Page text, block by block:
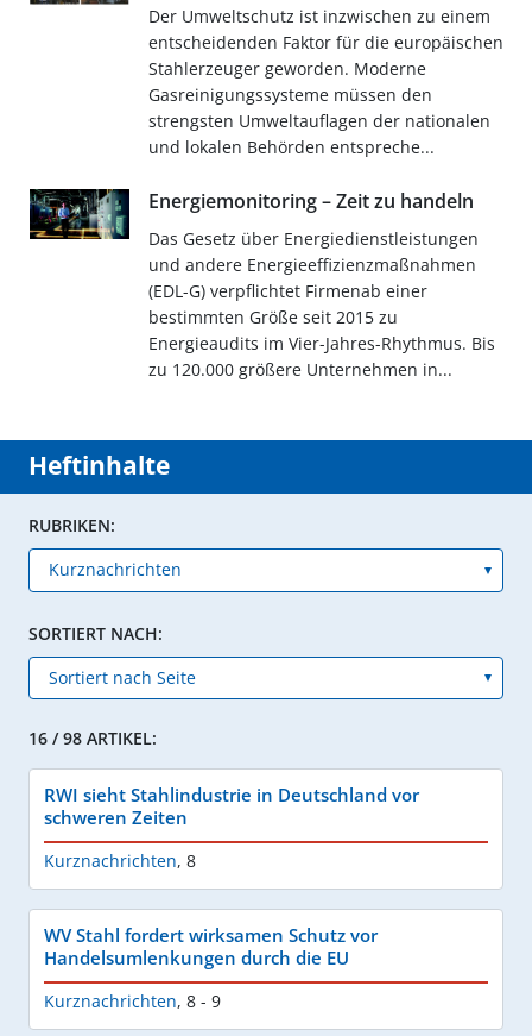
Der Umweltschutz ist inzwischen zu einem
entscheidenden Faktor für die europäischen
Stahlerzeuger geworden. Moderne
Gasreinigungssysteme müssen den
strengsten Umweltauflagen der nationalen
und lokalen Behörden entspreche...
Energiemonitoring – Zeit zu handeln
Das Gesetz über Energiedienstleistungen
und andere Energieeffizienzmaßnahmen
(EDL-G) verpflichtet Firmenab einer
bestimmten Größe seit 2015 zu
Energieaudits im Vier-Jahres-Rhythmus. Bis
zu 120.000 größere Unternehmen in...
Heftinhalte
RUBRIKEN:
SORTIERT NACH:
16 / 98 ARTIKEL:
RWI sieht Stahlindustrie in Deutschland vor
schweren Zeiten
Kurznachrichten, 8
WV Stahl fordert wirksamen Schutz vor
Handelsumlenkungen durch die EU
Kurznachrichten, 8 - 9